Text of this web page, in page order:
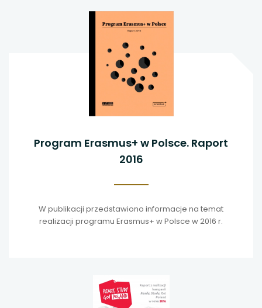
Program Erasmus+ w Polsce. Raport
2016
W publikacji przedstawiono informacje na temat
realizacji programu Erasmus+ w Polsce w 2016 r.